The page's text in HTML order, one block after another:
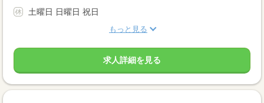
土曜日 日曜日 祝日
もっと見る
求人詳細を見る